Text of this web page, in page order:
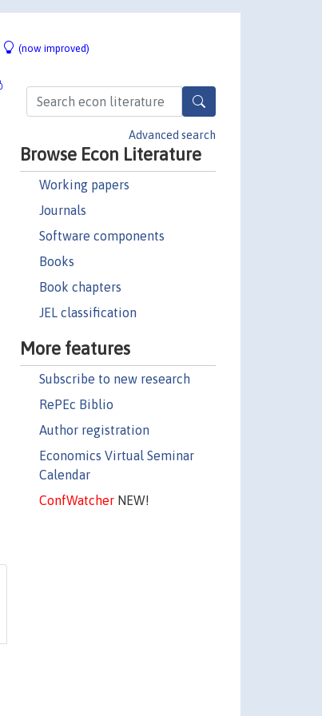
(now improved)
Advanced search
Browse Econ Literature
Working papers
Journals
Software components
Books
Book chapters
JEL classification
More features
Subscribe to new research
RePEc Biblio
Author registration
Economics Virtual Seminar
Calendar
ConfWatcherNEW!